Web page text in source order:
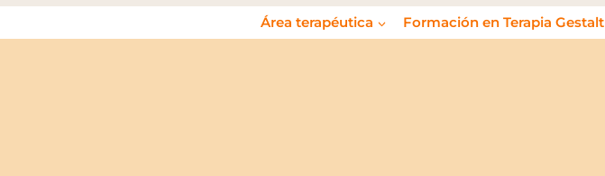
Área terapéutica Formación en Terapia Gestalt